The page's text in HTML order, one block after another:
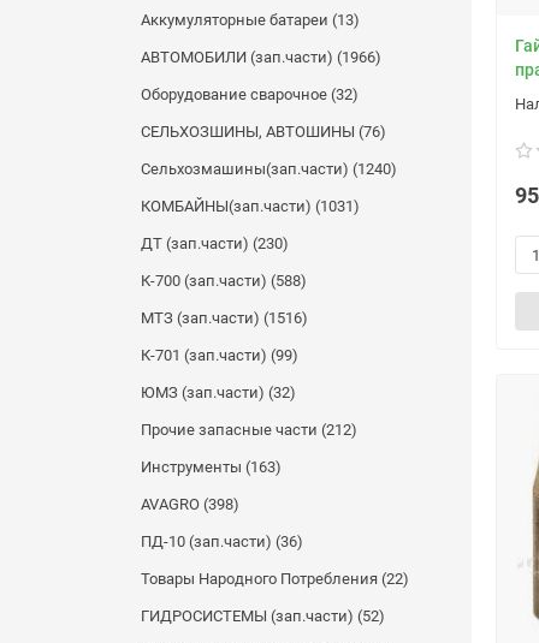
Аккумуляторные батареи (13)
АВТОМОБИЛИ (зап.части) (1966)
Оборудование сварочное (32)
СЕЛЬХОЗШИНЫ, АВТОШИНЫ (76)
Сельхозмашины(зап.части) (1240)
КОМБАЙНЫ(зап.части) (1031)
ДТ (зап.части) (230)
К-700 (зап.части) (588)
МТЗ (зап.части) (1516)
К-701 (зап.части) (99)
ЮМЗ (зап.части) (32)
Прочие запасные части (212)
Инструменты (163)
AVAGRO (398)
ПД-10 (зап.части) (36)
Товары Народного Потребления (22)
ГИДРОСИСТЕМЫ (зап.части) (52)